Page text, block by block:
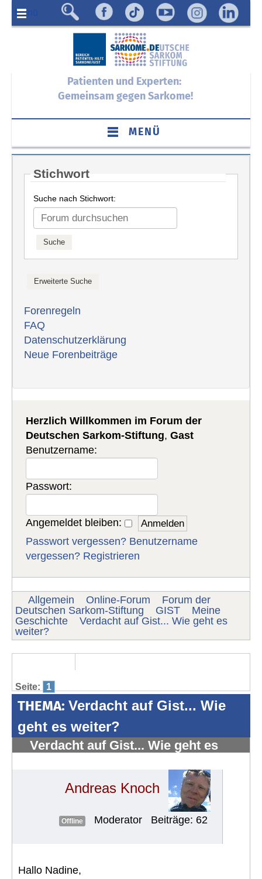
Menü
Patienten und Experten:
Gemeinsam gegen Sarkome!
MENÜ
Stichwort
Suche nach Stichwort:
Forenregeln
FAQ
Datenschutzerklärung
Neue Forenbeiträge
Herzlich Willkommen im Forum der
Deutschen Sarkom-Stiftung,Gast
Benutzername:
Passwort:
Angemeldet bleiben:
Passwort vergessen? Benutzername
vergessen? Registrieren
Allgemein Online-Forum
Forum der
Deutschen Sarkom-Stiftung
GIST
Meine
Geschichte
Verdacht auf Gist... Wie geht es
weiter?
Seite: 1
THEMA: Verdacht auf Gist... Wie
geht es weiter?
Verdacht auf Gist... Wie geht es
Andreas Knoch
Offline Moderator Beiträge: 62
Hallo Nadine,